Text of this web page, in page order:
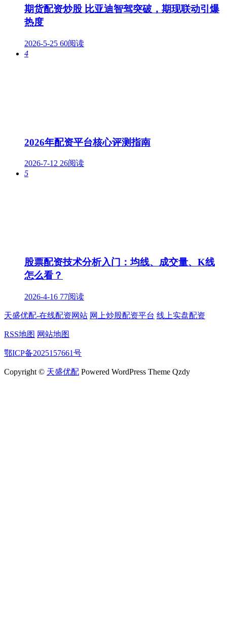
期货配资炒股 比亚迪智驾突破，期现联动引爆
热度
2026-5-25 60阅读
4
2026年配资平台核心评测指南
2026-7-12 26阅读
5
股票配资技术分析入门：均线、成交量、K线
怎么看？
2026-4-16 77阅读
天盛优配-在线配资网站 网上炒股配资平台 线上实盘配资
RSS地图 网站地图
鄂ICP备2025157661号
Copyright © 天盛优配 Powered WordPress Theme Qzdy